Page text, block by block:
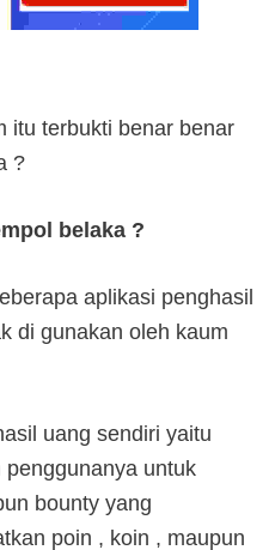
itu terbukti benar benar
?
belaka ?
aplikasi penghasil
di gunakan oleh kaum
uang sendiri yaitu
untuk
bounty yang
poin , koin , maupun